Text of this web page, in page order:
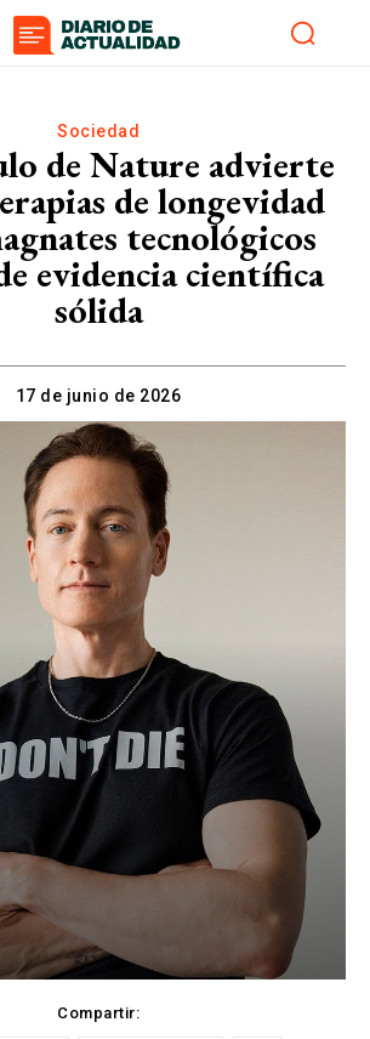
Sociedad
de Nature advierte
de longevidad
tecnológicos
evidencia científica
sólida
17 de junio de 2026
Compartir: